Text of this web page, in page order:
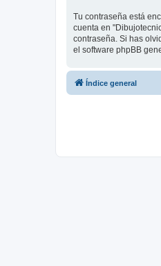
Tu contraseña está
cuenta en
contraseña. Si has
el software phpBB
Índice general